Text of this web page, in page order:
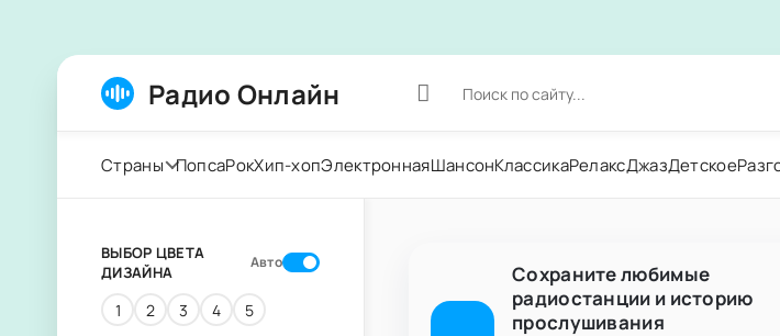
Радио Онлайн
Страны ПопсаРокХип-хопЭлектроннаяШансонКлассикаРелаксДжазДетское
Сохраните любимые
радиостанции и историю
прослушивания
ВЫБОР ЦВЕТА
ДИЗАЙНА
Авто
1 2 3 4 5